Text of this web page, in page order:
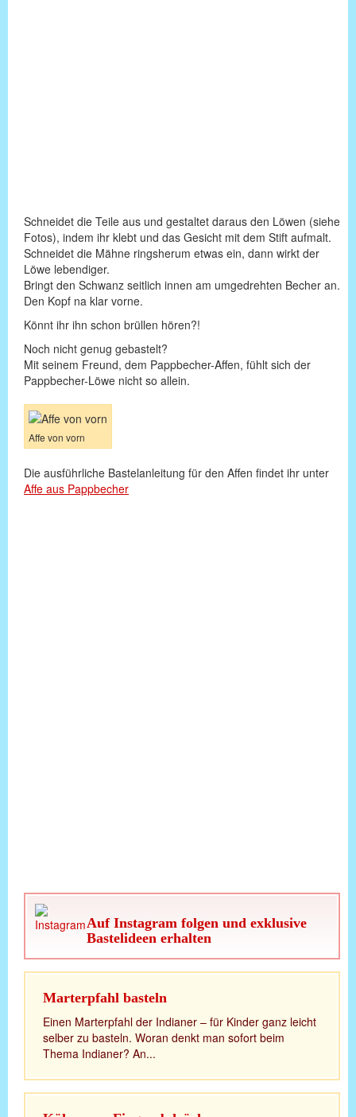
Schneidet die Teile aus und gestaltet daraus den Löwen (siehe
Fotos), indem ihr klebt und das Gesicht mit dem Stift aufmalt.
Schneidet die Mähne ringsherum etwas ein, dann wirkt der
Löwe lebendiger.
Bringt den Schwanz seitlich innen am umgedrehten Becher an.
Den Kopf na klar vorne.
Könnt ihr ihn schon brüllen hören?!
Noch nicht genug gebastelt?
Mit seinem Freund, dem Pappbecher-Affen, fühlt sich der
Pappbecher-Löwe nicht so allein.
Affe von vorn
Die ausführliche Bastelanleitung für den Affen findet ihr unter
Affe aus Pappbecher
Auf Instagram folgen und exklusive
Bastelideen erhalten
Marterpfahl basteln
Einen Marterpfahl der Indianer – für Kinder ganz leicht
selber zu basteln. Woran denkt man sofort beim
Thema Indianer? An...